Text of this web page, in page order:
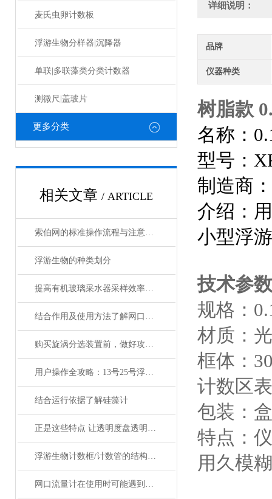
麦氏虫卵计数板
浮游生物分样器|沉降器
单联|多联藻类分类计数器
测微尺|盖玻片
更多分类
相关文章 / ARTICLE
索伯网的标准操作流程与注意事项全解析
浮游生物的种类划分
提高有机玻璃采水器采样效率的技巧
结合作用及使用方法了解网口流量计
购买旋涡分选装置前，做好攻略了吗？
用户操作全攻略：13号25号浮游生物网的正确使用、清洗与保存
结合运行依据了解硅藻计
正是这些特点 让透明度盘透明度计在众多行业得到应用
浮游生物计数框/计数管的结构设计及操作使用技术
网口流量计在使用时可能遇到哪些问题?如何解决?
详细说明：
品牌
仪器种类
树脂款
名称：
型号：
制造商
介绍：
小型浮
技术参
规格：
材质：
框体：
计数区
包装：
特点：
用久模糊